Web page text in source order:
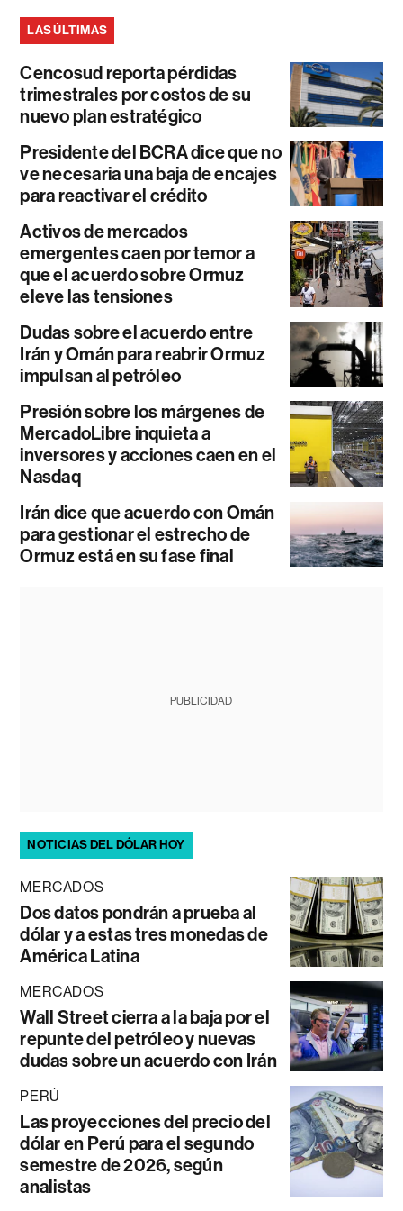
LAS ÚLTIMAS
Cencosud reporta pérdidas
trimestrales por costos de su
nuevo plan estratégico
Presidente del BCRA dice que no
ve necesaria una baja de encajes
para reactivar el crédito
Activos de mercados
emergentes caen por temor a
que el acuerdo sobre Ormuz
eleve las tensiones
Dudas sobre el acuerdo entre
Irán y Omán para reabrir Ormuz
impulsan al petróleo
Presión sobre los márgenes de
MercadoLibre inquieta a
inversores y acciones caen en el
Nasdaq
Irán dice que acuerdo con Omán
para gestionar el estrecho de
Ormuz está en su fase final
PUBLICIDAD
NOTICIAS DEL DÓLAR HOY
MERCADOS
Dos datos pondrán a prueba al
dólar y a estas tres monedas de
América Latina
MERCADOS
Wall Street cierra a la baja por el
repunte del petróleo y nuevas
dudas sobre un acuerdo con Irán
PERÚ
Las proyecciones del precio del
dólar en Perú para el segundo
semestre de 2026, según
analistas